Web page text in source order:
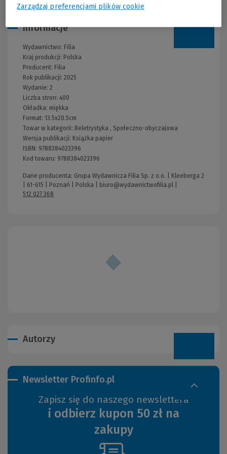
Informacje
Wydawnictwo: Filia
Kraj produkcji: Polska
Producent: Filia
Rok publikacji: 2025
Wydanie: 2
Liczba stron: 400
Okładka: miękka
Format: 13.5x20.5cm
Towar w kategorii: Beletrystyka , Społeczno-obyczajowa
Wersja publikacji: Książka papier
ISBN: 9788384023396
Kod towaru: 9788384023396
Dane producenta: Grupa Wydawnicza Filia Sp. z o.o. | Kleeberga 2
| 61-615 | Poznań | Polska |
biuro@wydawnictwofilia.pl
512 027 368
Autorzy
Newsletter Profinfo.pl
Zapisz się do naszego newslettera
i odbierz kupon 50 zł na
zakupy
Zarządzaj preferencjami plików cookie